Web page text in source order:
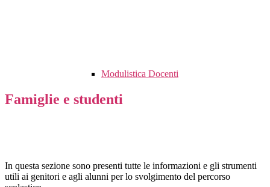
Modulistica Docenti
Famiglie e studenti
In questa sezione sono presenti tutte le informazioni e gli strumenti
utili ai genitori e agli alunni per lo svolgimento del percorso